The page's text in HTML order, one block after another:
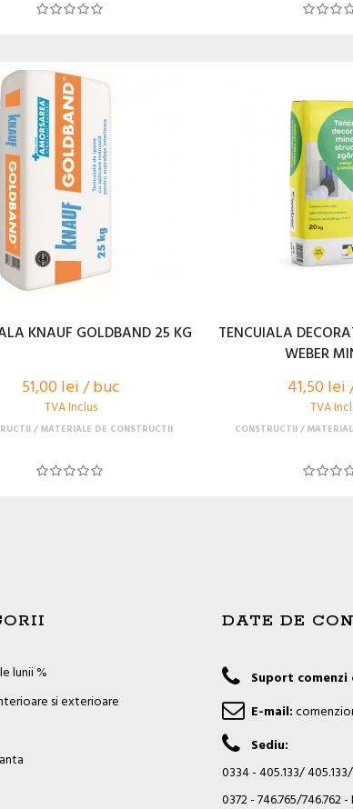
KNAUF GOLDBAND 25 KG
51,00 lei / buc
TVA Inclus
MATERIALE DE CONSTRUCTII
TENCUIALA
WEBER
41,50 lei
TVA
CONSTRUCTII
lunii %
si exterioare
DATE DE
Suport comenzi
E-mail:
Sediu:
0334 - 405.133/
0372 - 746.765/746.762